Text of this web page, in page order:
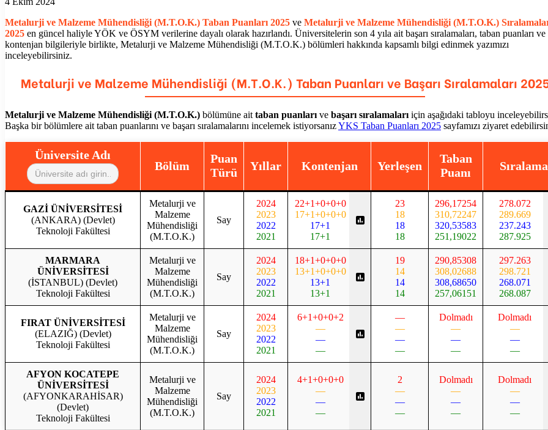
Metalurji ve Malzeme Mühendisliği (M.T.O.K.) Taban Puanları 2025 ve Metalurji ve Malzeme Mühendisliği (M.T.O.K.)
2025 en güncel haliyle YÖK ve ÖSYM verilerine dayalı olarak hazırlandı. Üniversitelerin son 4 yıla ait başarı sıralamaları, taban puanları ve
kontenjan bilgileriyle birlikte, Metalurji ve Malzeme Mühendisliği (M.T.O.K.) bölümleri hakkında kapsamlı bilgi edinmek yazımızı
inceleyebilirsiniz.
Metalurji ve Malzeme Mühendisliği (M.T.O.K.) Taban Puanları ve Başarı Sıralamaları
Metalurji ve Malzeme Mühendisliği (M.T.O.K.) bölümüne ait taban puanları ve başarı sıralamaları için aşağıdaki tabloyu
Başka bir bölümlere ait taban puanlarını ve başarı sıralamalarını incelemek istiyorsanızYKS Taban Puanları 2025 sayfamızı ziyaret
Üniversite Adı
Bölüm
Puan
Türü
Yıllar Kontenjan Yerleşen
Taban
Puanı
Sıralama
GAZİ ÜNİVERSİTESİ
(ANKARA) (Devlet)
Teknoloji Fakültesi
Metalurji ve
Malzeme
Mühendisliği
(M.T.O.K.)
Say
2024
2023
2022
2021
22+1+0+0+0
17+1+0+0+0
17+1
17+1
23
18
18
18
296,17254
310,72247
320,53583
251,19022
278.072
289.669
237.243
287.925
MARMARA
ÜNİVERSİTESİ
(İSTANBUL) (Devlet)
Teknoloji Fakültesi
Metalurji ve
Malzeme
Mühendisliği
(M.T.O.K.)
Say
2024
2023
2022
2021
18+1+0+0+0
13+1+0+0+0
13+1
13+1
19
14
14
14
290,85308
308,02688
308,68650
257,06151
297.263
298.721
268.071
268.087
FIRAT ÜNİVERSİTESİ
(ELAZIĞ) (Devlet)
Teknoloji Fakültesi
Metalurji ve
Malzeme
Mühendisliği
(M.T.O.K.)
Say
2024
2023
2022
2021
6+1+0+0+2
—
—
—
—
—
—
—
Dolmadı
—
—
—
Dolmadı
—
—
—
AFYON KOCATEPE
ÜNİVERSİTESİ
(AFYONKARAHİSAR)
(Devlet)
Teknoloji Fakültesi
Metalurji ve
Malzeme
Mühendisliği
(M.T.O.K.)
Say
2024
2023
2022
2021
4+1+0+0+0
—
—
—
2
—
—
—
Dolmadı
—
—
—
Dolmadı
—
—
—